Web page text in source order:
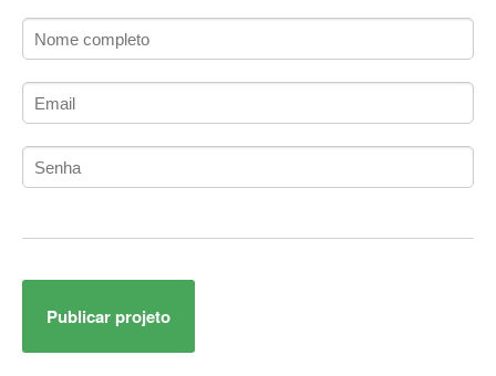
ADK
Administração Acadêmica
Administração de Artistas e Repertórios
Administração de Banco de Dados
Administração de Redes
Administrador de Sistemas
Adobe After Effects
Adobe AIR
Publicar projeto